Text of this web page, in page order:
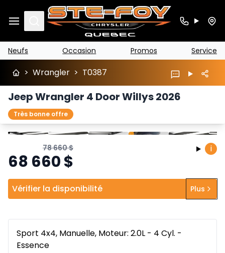
Search
Neufs Occasion Promos Service
> Wrangler > T0387
Jeep Wrangler 4 Door Willys 2026
Très bonne offre
ArrêterPrécédent
Suivant
78 660$
68 660$
i
Vérifier la disponibilité Plus
Sport 4x4, Manuelle, Moteur: 2.0L - 4 Cyl. -
Essence